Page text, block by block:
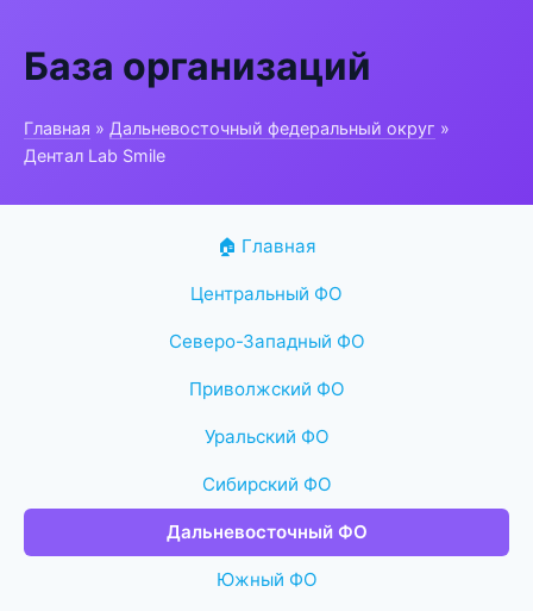
База организаций
Главная » Дальневосточный федеральный округ »
Дентал Lab Smile
🏠 Главная
Центральный ФО
Северо-Западный ФО
Приволжский ФО
Уральский ФО
Сибирский ФО
Дальневосточный ФО
Южный ФО